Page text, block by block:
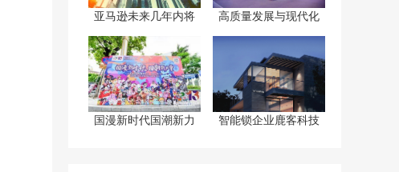
亚马逊未来几年内将 高质量发展与现代化
国漫新时代国潮新力 智能锁企业鹿客科技